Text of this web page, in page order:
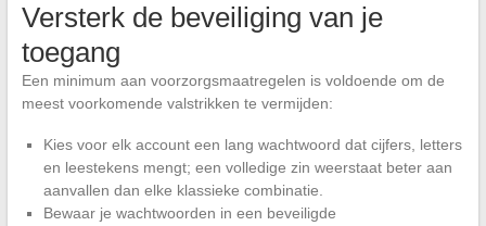
Versterk de beveiliging van je
toegang
Een minimum aan voorzorgsmaatregelen is voldoende om de
meest voorkomende valstrikken te vermijden:
Kies voor elk account een lang wachtwoord dat cijfers, letters
en leestekens mengt; een volledige zin weerstaat beter aan
aanvallen dan elke klassieke combinatie.
Bewaar je wachtwoorden in een beveiligde